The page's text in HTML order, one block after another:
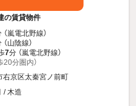
の賃貸物件
（嵐電北野線）
（山陰線）
7分 （嵐電北野線）
20分圏内）
右京区太秦宮ノ前町
/ 木造